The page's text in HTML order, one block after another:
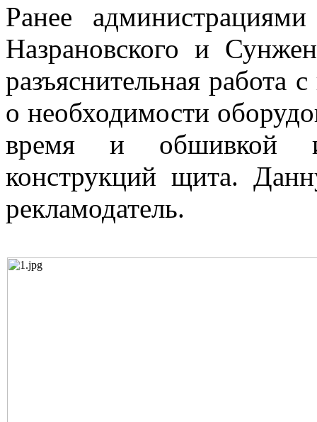
Ранее
Назрановского и
разъяснительная работа
о необходимости
время и обшивкой
конструкций щита.
рекламодатель.